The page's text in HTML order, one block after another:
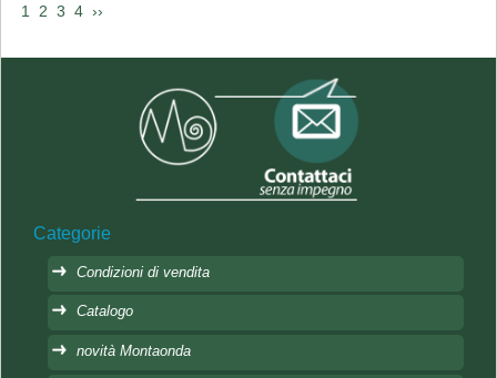
1
2 3 4 ››
Categorie
Condizioni di vendita
Catalogo
novità Montaonda